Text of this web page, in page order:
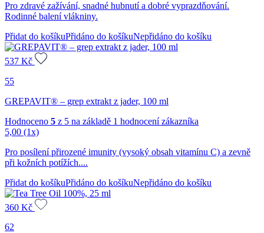
Pro zdravé zažívání, snadné hubnutí a dobré vyprazdňování.
Rodinné balení vlákniny.
Přidat do košíkuPřidáno do košíkuNepřidáno do košíku
537 Kč
55
GREPAVIT® – grep extrakt z jader, 100 ml
Hodnoceno 5 z 5 na základě 1 hodnocení zákazníka
5,00 (1x)
Pro posílení přirozené imunity (vysoký obsah vitamínu C) a zevně
při kožních potížích....
Přidat do košíkuPřidáno do košíkuNepřidáno do košíku
360 Kč
62